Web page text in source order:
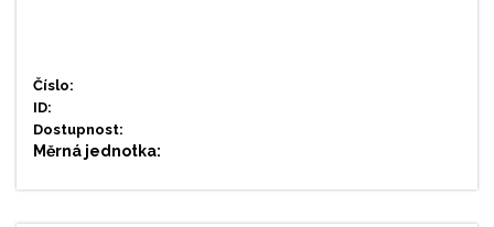
Číslo:
ID:
Dostupnost:
Měrná jednotka: